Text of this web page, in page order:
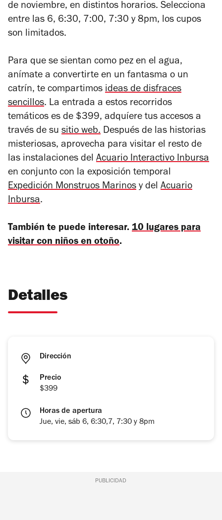
de noviembre, en distintos horarios. Selecciona
entre las 6, 6:30, 7:00, 7:30 y 8pm, los cupos
son limitados.
Para que se sientan como pez en el agua,
anímate a convertirte en un fantasma o un
catrín, te compartimos ideas de disfraces
sencillos. La entrada a estos recorridos
temáticos es de $399, adquíere tus accesos a
través de su sitio web. Después de las historias
misteriosas, aprovecha para visitar el resto de
las instalaciones del Acuario Interactivo Inbursa
en conjunto con la exposición temporal
Expedición Monstruos Marinos y del Acuario
Inbursa.
También te puede interesar. 10 lugares para
visitar con niños en otoño.
Detalles
Dirección
Precio
$399
Horas de apertura
Jue, vie, sáb 6, 6:30,7, 7:30 y 8pm
PUBLICIDAD